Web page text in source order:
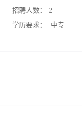
招聘人数：
2
学历要求：
中专